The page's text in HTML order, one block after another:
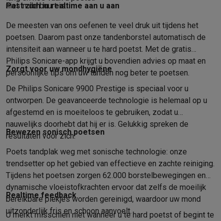
Refurbished smartphonesRefurbished tabletsRefurbished
Huishouden
Wasmachines met ecochequesDroogkasten met ecocheques
Kleine keukentoestellen
Kleine keukentoestellen met ecocheques Koffiemachines met
Grote keukentoestellen
Vaatwassers met ecochequesKoelkasten met ecocheques
Airco
Airco's met ecocheques
TV & audio
TV met ecocheques Bluetooth speakers met ecocheques
Multimedia & telefonie
Smartphones met ecocheques Tablets met ecocheques
Transport
Elektrische steps met ecocheques
Eco initiatieven
ImpactEnergie besparenRecycleer je oud elektro
niet in de buurt is.
Past zich in realtime aan u aan
De meesten van ons oefenen te veel druk uit tijdens het
poetsen. Daarom past onze tandenborstel automatisch de
intensiteit aan wanneer u te hard poetst. Met de gratis
Philips Sonicare-app krijgt u bovendien advies op maat en
persoonlijke tips om uw tanden nog beter te poetsen.
Zorgt voor uw mondhygiëne
De Philips Sonicare 9900 Prestige is speciaal voor u
ontworpen. De geavanceerde technologie is helemaal op u
afgestemd en is moeiteloos te gebruiken, zodat u
nauwelijks doorhebt dat hij er is. Gelukkig spreken de
resultaten voor zich.
Bewezen sonisch poetsen
Poets tandplak weg met sonische technologie: onze
trendsetter op het gebied van effectieve en zachte reiniging.
Tijdens het poetsen zorgen 62.000 borstelbewegingen en
dynamische vloeistofkrachten ervoor dat zelfs de moeilijk
bereikbare plekjes worden gereinigd, waardoor uw mond
uitzonderlijk fris en schoon aanvoelt.
Realtime feedback
U merkt misschien niet wanneer u te hard poetst of begint te